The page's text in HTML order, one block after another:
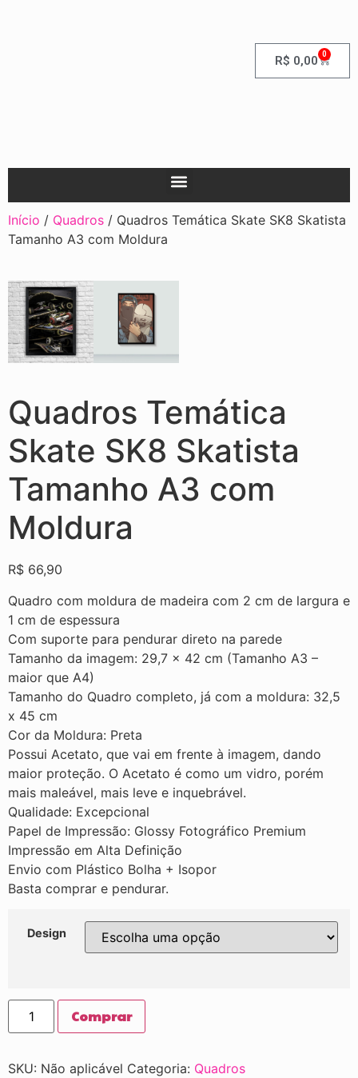
R$ 0,00 0
Início / Quadros / Quadros Temática Skate SK8 Skatista
Tamanho A3 com Moldura
Quadros Temática
Skate SK8 Skatista
Tamanho A3 com
Moldura
R$ 66,90
Quadro com moldura de madeira com 2 cm de largura e
1 cm de espessura
Com suporte para pendurar direto na parede
Tamanho da imagem: 29,7 × 42 cm (Tamanho A3 –
maior que A4)
Tamanho do Quadro completo, já com a moldura: 32,5
x 45 cm
Cor da Moldura: Preta
Possui Acetato, que vai em frente à imagem, dando
maior proteção. O Acetato é como um vidro, porém
mais maleável, mais leve e inquebrável.
Qualidade: Excepcional
Papel de Impressão: Glossy Fotográfico Premium
Impressão em Alta Definição
Envio com Plástico Bolha + Isopor
Basta comprar e pendurar.
Design
Comprar
SKU: Não aplicável Categoria: Quadros